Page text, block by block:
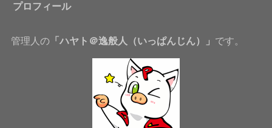
プロフィール
管理人の「ハヤト＠逸般人（いっぱんじん）」 です。